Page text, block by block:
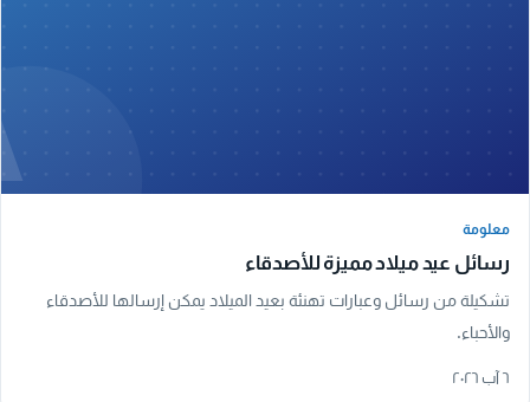
معلومة
رسائل عيد ميلاد مميزة للأصدقاء
تشكيلة من رسائل وعبارات تهنئة بعيد الميلاد يمكن إرسالها للأصدقاء
والأحباء.
٦ آب ٢٠٢٦